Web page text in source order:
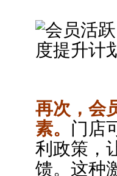
再次，会
素。 门店
利政策，
馈。这种